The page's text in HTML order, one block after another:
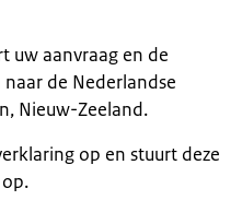
uw aanvraag en de
de Nederlandse
Nieuw-Zeeland.
op en stuurt deze